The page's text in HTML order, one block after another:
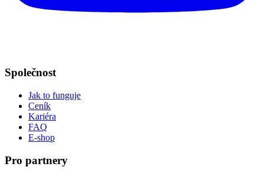
Společnost
Jak to funguje
Ceník
Kariéra
FAQ
E-shop
Pro partnery